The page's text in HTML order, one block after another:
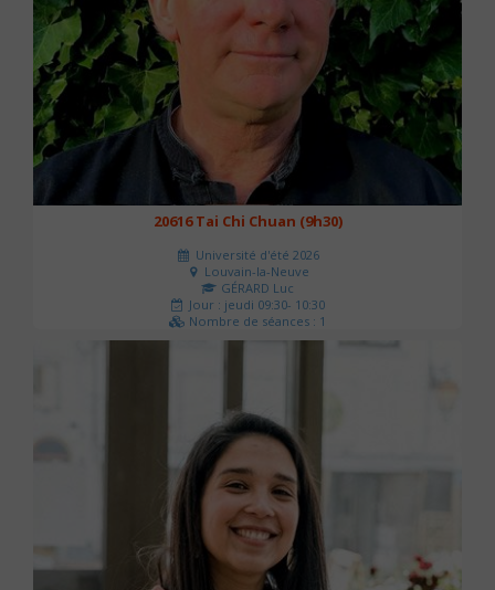
20616 Tai Chi Chuan (9h30)
Université d'été 2026
Louvain-la-Neuve
GÉRARD Luc
Jour : jeudi 09:30- 10:30
Nombre de séances : 1